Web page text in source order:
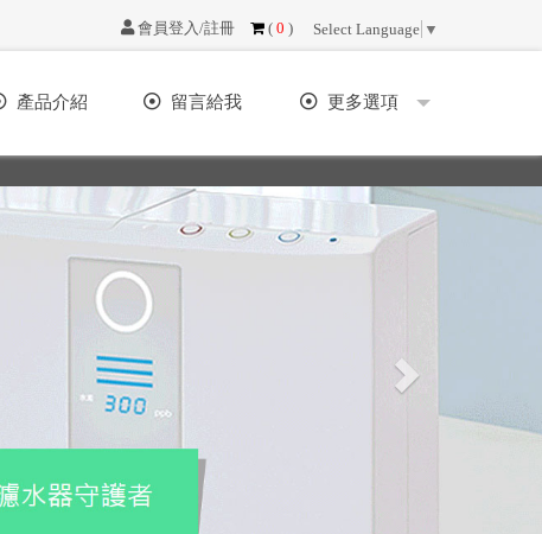
會員登入/註冊 ( 0 ) Select Language ▼
產品介紹 留言給我 更多選項